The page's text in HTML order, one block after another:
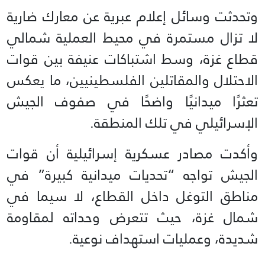
وتحدثت وسائل إعلام عبرية عن معارك ضارية
لا تزال مستمرة في محيط العملية شمالي
قطاع غزة، وسط اشتباكات عنيفة بين قوات
الاحتلال والمقاتلين الفلسطينيين، ما يعكس
تعثرًا ميدانيًا واضحًا في صفوف الجيش
الإسرائيلي في تلك المنطقة.
وأكدت مصادر عسكرية إسرائيلية أن قوات
الجيش تواجه “تحديات ميدانية كبيرة” في
مناطق التوغل داخل القطاع، لا سيما في
شمال غزة، حيث تتعرض وحداته لمقاومة
شديدة، وعمليات استهداف نوعية.